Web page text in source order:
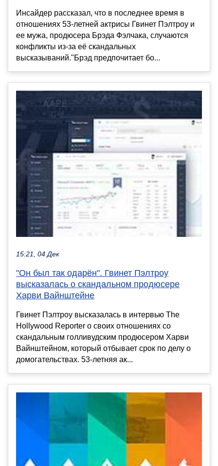
Инсайдер рассказал, что в последнее время в
отношениях 53-летней актрисы Гвинет Пэлтроу и
ее мужа, продюсера Брэда Фэлчака, случаются
конфликты из-за её скандальных
высказываний."Брэд предпочитает бо...
15:21, 04 Дек
"Он был так одарён". Гвинет Пэлтроу
высказалась о скандальном продюсере
Харви Вайнштейне
Гвинет Пэлтроу высказалась в интервью The
Hollywood Reporter о своих отношениях со
скандальным голливудским продюсером Харви
Вайнштейном, который отбывает срок по делу о
домогательствах. 53-летняя ак...